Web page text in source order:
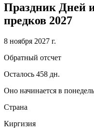
Праздник Дней
предков 2027
8 ноября 2027 г.
Обратный отсчет
Осталось 458 дн.
Оно начинается в
Страна
Киргизия